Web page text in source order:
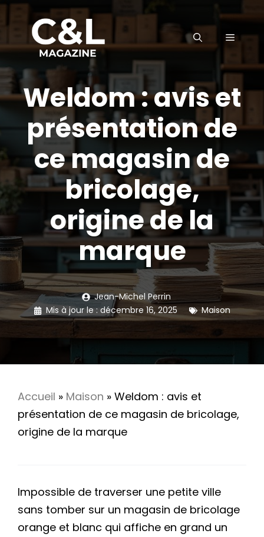
Aller
au
contenu
MENU
Weldom : avis et
présentation de
ce magasin de
bricolage,
origine de la
marque
Jean-Michel Perrin
Mis à jour le :décembre 16, 2025 Maison
Accueil » Maison » Weldom : avis et
présentation de ce magasin de bricolage,
origine de la marque
Impossible de traverser une petite ville
sans tomber sur un magasin de bricolage
orange et blanc qui affiche en grand un